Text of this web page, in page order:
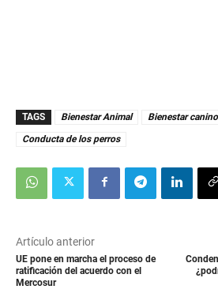
TAGS Bienestar Animal
Bienestar canino
Conducta de los perros
Artículo anterior
UE pone en marcha el proceso de
ratificación del acuerdo con el
Mercosur